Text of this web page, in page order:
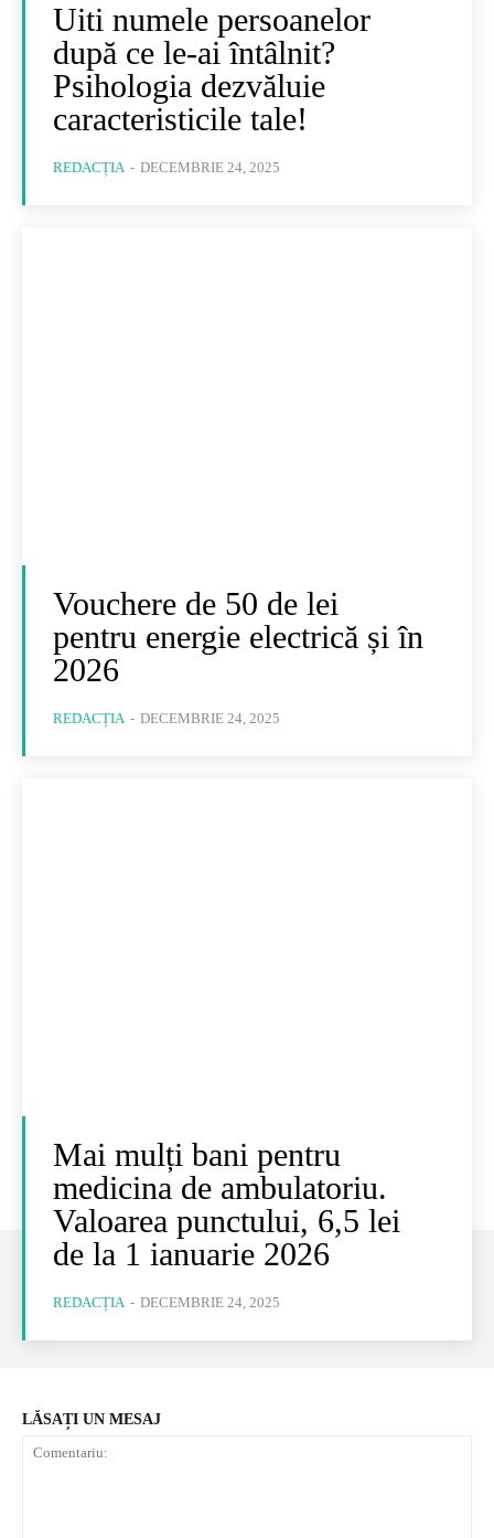
Uiti numele persoanelor
după ce le-ai întâlnit?
Psihologia dezvăluie
caracteristicile tale!
REDACȚIA - DECEMBRIE 24, 2025
Vouchere de 50 de lei
pentru energie electrică și în
2026
REDACȚIA - DECEMBRIE 24, 2025
Mai mulți bani pentru
medicina de ambulatoriu.
Valoarea punctului, 6,5 lei
de la 1 ianuarie 2026
REDACȚIA - DECEMBRIE 24, 2025
LĂSAȚI UN MESAJ